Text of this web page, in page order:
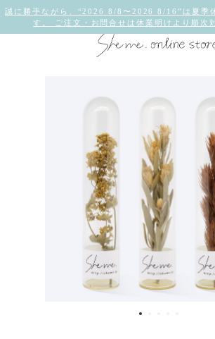
誠に勝手ながら、“2026 8/8〜2026 8/16”は夏季
す。 ご注文・お問合せは休業明けより順次